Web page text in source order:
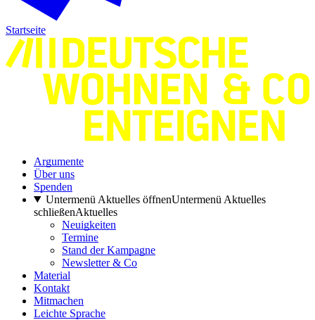
Startseite
Argumente
Über uns
Spenden
Untermenü Aktuelles öffnenUntermenü Aktuelles
schließenAktuelles
Neuigkeiten
Termine
Stand der Kampagne
Newsletter & Co
Material
Kontakt
Mitmachen
Leichte Sprache